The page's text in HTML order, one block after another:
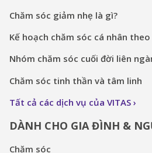
Chăm sóc giảm nhẹ là gì?
Kế hoạch chăm sóc cá nhân theo
Nhóm chăm sóc cuối đời liên
Chăm sóc tinh thần và tâm linh
Tất cả các dịch vụ của VITAS
DÀNH CHO GIA ĐÌNH &
Chăm sóc